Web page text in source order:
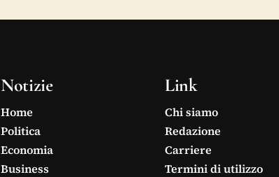
Notizie
Home
Politica
Economia
Business
Link
Chi siamo
Redazione
Carriere
Termini di utilizzo